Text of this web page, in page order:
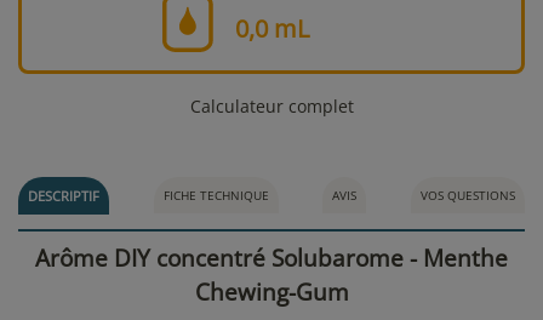
0,0mL
Calculateur complet
DESCRIPTIF FICHE TECHNIQUE AVIS VOS QUESTIONS
Arôme DIY concentré Solubarome - Menthe
Chewing-Gum